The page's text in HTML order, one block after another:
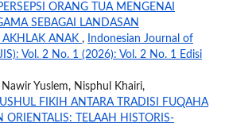
ORANG TUA MENGENAI
SEBAGAI LANDASAN
AKHLAK ANAK ,
Indonesian Journal of
Vol. 2 No. 1 (2026): Vol. 2 No. 1 Edisi
Yuslem, Nisphul Khairi,
FIKIH ANTARA TRADISI FUQAHA
ORIENTALIS: TELAAH HISTORIS-